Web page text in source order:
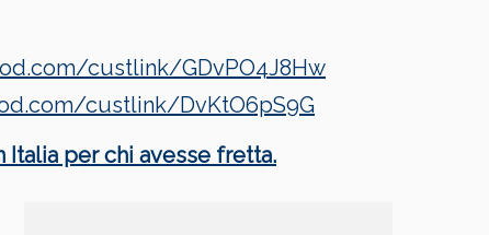
custlink/GDvPO4J8Hw
custlink/DvKtO6pS9G
per chi avesse fretta.